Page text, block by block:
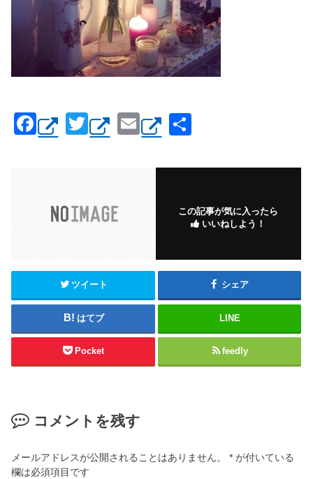
F
a
T
wi
E
m
ail
この記事が気に入ったら
いいねしよう！
ツイート シェア
はてブ LINE
Pocket feedly
コメントを残す
メールアドレスが公開されることはありません。 * が付いている
欄は必須項目です